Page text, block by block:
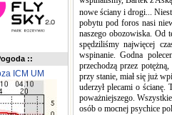
::
ICM UM
nowe ściany i drogi...
pobytu pod foros nasi
naszego obozowiska. Od
spędziliśmy najwięcej
wspinanie. Godna
przechodzą przez
przy stanie, miał się już
uderzył plecami o ścianę.
poważniejszego.
osób o mocnej psychice